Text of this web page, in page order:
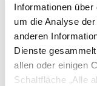
Informationen
um die Analyse
anderen
Dienste
allen oder einigen
Schaltfläche „Alle
CERAMICHE
CONCORDE S.p.A.
CASALGRANDE,
Reggio Emilia
Tel. 0522 997 511